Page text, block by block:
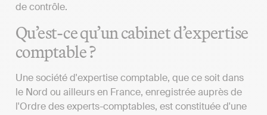
de contrôle.
Qu’est-ce qu’un cabinet d’expertise
comptable ?
Une société d'expertise comptable, que ce soit dans
le Nord ou ailleurs en France, enregistrée auprès de
l'Ordre des experts-comptables, est constituée d'une